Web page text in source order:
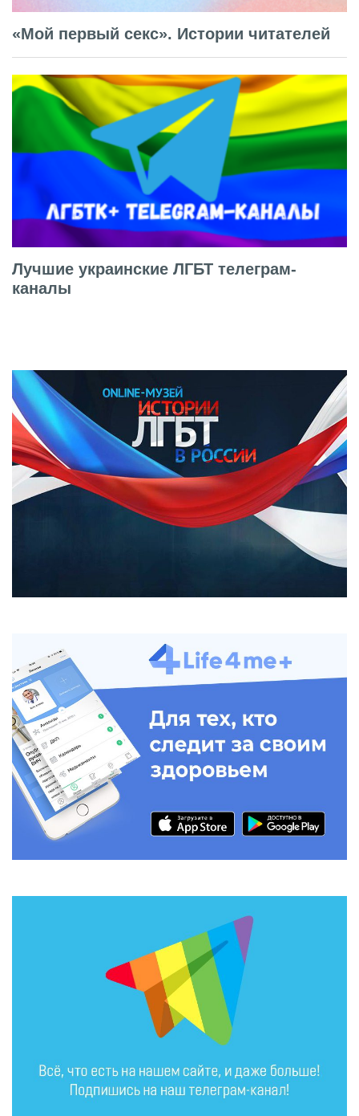
«Мой первый секс». Истории читателей
Лучшие украинские ЛГБТ телеграм-
каналы